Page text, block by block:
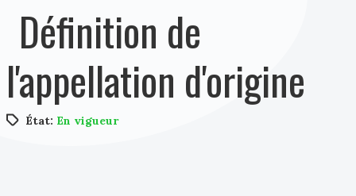
Définition de
l'appellation d'origine
État: En vigueur